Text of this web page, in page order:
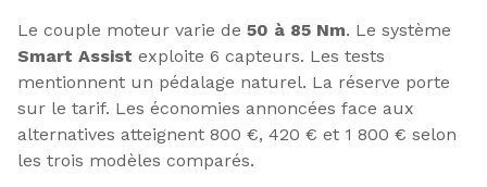
Le couple moteur varie de 50 à 85 Nm. Le système
Smart Assist exploite 6 capteurs. Les tests
mentionnent un pédalage naturel. La réserve porte
sur le tarif. Les économies annoncées face aux
alternatives atteignent 800 €, 420 € et 1 800 € selon
les trois modèles comparés.